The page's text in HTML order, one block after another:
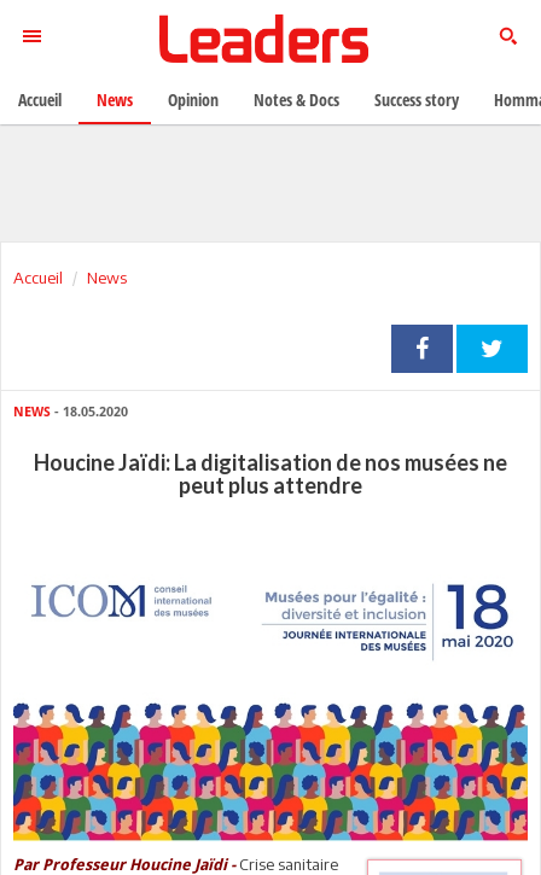
Accueil News
NEWS - 18.05.2020
Houcine Jaïdi: La digitalisation de nos musées ne
peut plus attendre
Par Professeur Houcine Jaïdi - Crise sanitaire
Accueil News Opinion Notes & Docs Success story